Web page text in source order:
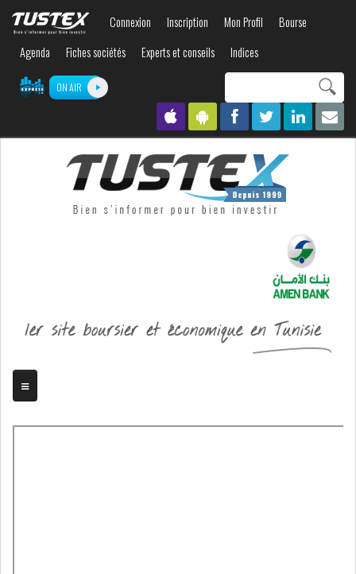
contenu
Connexion Inscription Mon Profil
Bourse
Agenda
Fiches sociétés Experts et conseils Indices
ON AIR
recherche